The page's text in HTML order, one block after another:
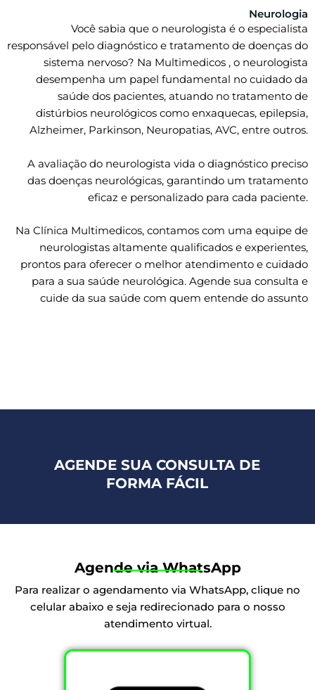
Neurologia
Você sabia que o neurologista é o especialista
responsável pelo diagnóstico e tratamento de doenças do
sistema nervoso? Na Multimedicos , o neurologista
desempenha um papel fundamental no cuidado da
saúde dos pacientes, atuando no tratamento de
distúrbios neurológicos como enxaquecas, epilepsia,
Alzheimer, Parkinson, Neuropatias, AVC, entre outros.
A avaliação do neurologista vida o diagnóstico preciso
das doenças neurológicas, garantindo um tratamento
eficaz e personalizado para cada paciente.
Na Clínica Multimedicos, contamos com uma equipe de
neurologistas altamente qualificados e experientes,
prontos para oferecer o melhor atendimento e cuidado
para a sua saúde neurológica. Agende sua consulta e
cuide da sua saúde com quem entende do assunto
AGENDE SUA CONSULTA DE
FORMA FÁCIL
Agende via WhatsApp
Para realizar o agendamento via WhatsApp, clique no
celular abaixo e seja redirecionado para o nosso
atendimento virtual.